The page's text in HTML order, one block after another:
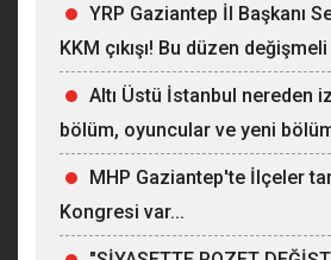
YRP Gaziantep İl Başkanı
KKM çıkışı! Bu düzen değişmeli
Altı Üstü İstanbul nereden
bölüm, oyuncular ve yeni
MHP Gaziantep'te İlçeler
Kongresi var...